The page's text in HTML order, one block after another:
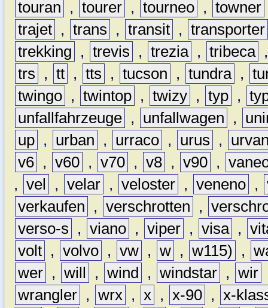
touran , tourer , tourneo , towner
trajet , trans , transit , transporter
trekking
, trevis , trezia , tribeca
trs
, tt , tts , tucson , tundra ,
twingo , twintop , twizy , typ ,
unfallfahrzeuge , unfallwagen ,
up , urban , urraco , urus ,
v6 , v60 , v70 , v8 , v90 ,
, vel , velar , veloster , veneno ,
verkaufen
, verschrotten ,
verso-s
, viano , viper , visa ,
volt , volvo , vw , w , w115) ,
wer , will , wind , windstar , wir
wrangler , wrx , x , x-90 , x-